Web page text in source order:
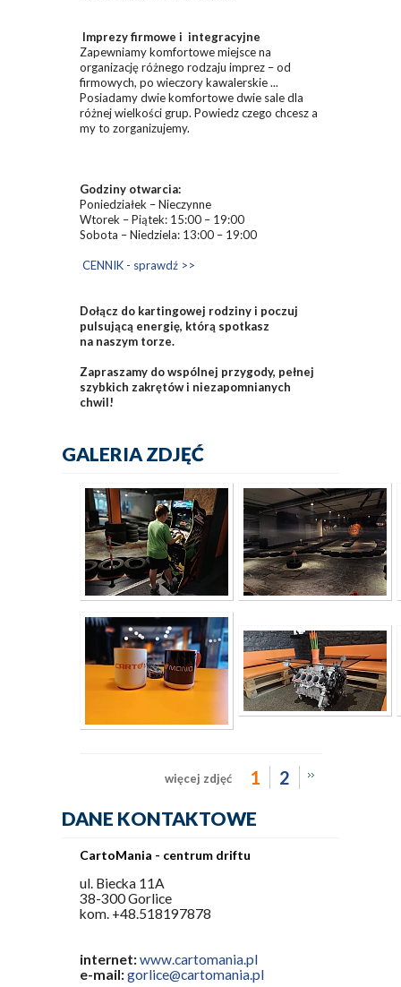
Imprezy firmowe i integracyjne
Zapewniamy komfortowe miejsce na
organizację różnego rodzaju imprez – od
firmowych, po wieczory kawalerskie ...
Posiadamy dwie komfortowe dwie sale dla
różnej wielkości grup. Powiedz czego chcesz a
my to zorganizujemy.
Godziny otwarcia:
Poniedziałek – Nieczynne
Wtorek – Piątek: 15:00 – 19:00
Sobota – Niedziela: 13:00 – 19:00
CENNIK - sprawdź >>
Dołącz do kartingowej rodziny i poczuj
pulsującą energię, którą spotkasz
na naszym torze.
Zapraszamy do wspólnej przygody, pełnej
szybkich zakrętów i niezapomnianych
chwil!
GALERIA ZDJĘĆ
1 2
więcej zdjęć
DANE KONTAKTOWE
CartoMania - centrum driftu
ul. Biecka 11A
38-300 Gorlice
kom. +48.518197878
internet:www.cartomania.pl
e-mail:gorlice@cartomania.pl